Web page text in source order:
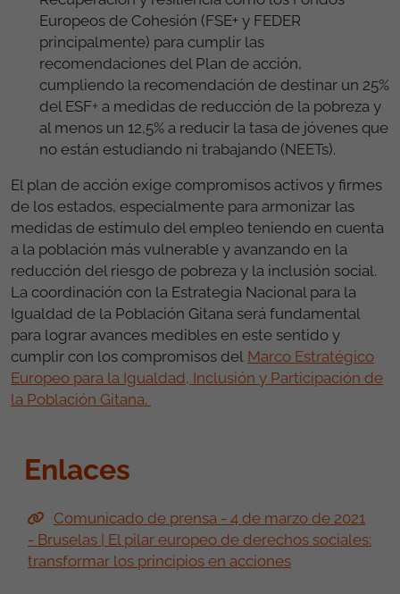
Europeos de Cohesión (FSE+ y FEDER
principalmente) para cumplir las
recomendaciones del Plan de acción,
cumpliendo la recomendación de destinar un 25%
del ESF+ a medidas de reducción de la pobreza y
al menos un 12,5% a reducir la tasa de jóvenes que
no están estudiando ni trabajando (NEETs).
El plan de acción exige compromisos activos y firmes
de los estados, especialmente para armonizar las
medidas de estímulo del empleo teniendo en cuenta
a la población más vulnerable y avanzando en la
reducción del riesgo de pobreza y la inclusión social.
La coordinación con la Estrategia Nacional para la
Igualdad de la Población Gitana será fundamental
para lograr avances medibles en este sentido y
cumplir con los compromisos del Marco Estratégico
Europeo para la Igualdad, Inclusión y Participación de
la Población Gitana.
Enlaces
Comunicado de prensa - 4 de marzo de 2021
- Bruselas | El pilar europeo de derechos sociales:
transformar los principios en acciones